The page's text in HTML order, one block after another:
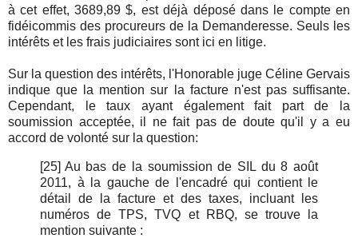
à cet effet, 3689,89 $, est déjà déposé dans le compte en
fidéicommis des procureurs de la Demanderesse. Seuls les
intérêts et les frais judiciaires sont ici en litige.
Sur la question des intérêts, l'Honorable juge Céline Gervais
indique que la mention sur la facture n'est pas suffisante.
Cependant, le taux ayant également fait part de la
soumission acceptée, il ne fait pas de doute qu'il y a eu
accord de volonté sur la question:
[25] Au bas de la soumission de SIL du 8 août
2011, à la gauche de l'encadré qui contient le
détail de la facture et des taxes, incluant les
numéros de TPS, TVQ et RBQ, se trouve la
mention suivante :